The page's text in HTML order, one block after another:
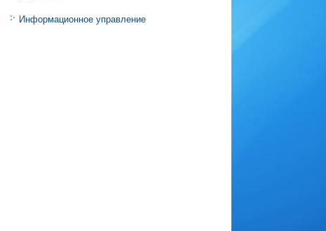
Информационное управление